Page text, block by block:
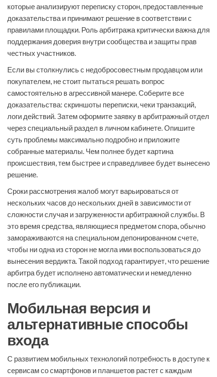
которые анализируют переписку сторон, предоставленные
доказательства и принимают решение в соответствии с
правилами площадки. Роль арбитража критически важна для
поддержания доверия внутри сообщества и защиты прав
честных участников.
Если вы столкнулись с недобросовестным продавцом или
покупателем, не стоит пытаться решать вопрос
самостоятельно в агрессивной манере. Соберите все
доказательства: скриншоты переписки, чеки транзакций,
логи действий. Затем оформите заявку в арбитражный отдел
через специальный раздел в личном кабинете. Опишите
суть проблемы максимально подробно и приложите
собранные материалы. Чем полнее будет картина
происшествия, тем быстрее и справедливее будет вынесено
решение.
Сроки рассмотрения жалоб могут варьироваться от
нескольких часов до нескольких дней в зависимости от
сложности случая и загруженности арбитражной службы. В
это время средства, являющиеся предметом спора, обычно
замораживаются на специальном депонированном счете,
чтобы ни одна из сторон не могла ими воспользоваться до
вынесения вердикта. Такой подход гарантирует, что решение
арбитра будет исполнено автоматически и немедленно
после его публикации.
Мобильная версия и
альтернативные способы
входа
С развитием мобильных технологий потребность в доступе к
сервисам со смартфонов и планшетов растет с каждым